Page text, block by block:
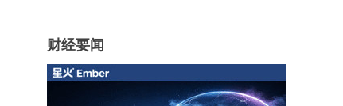
无妨！
E句话|身材被网暴？C罗未婚妻疑似回应了